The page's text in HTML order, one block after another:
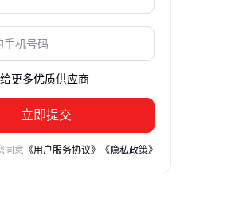
落球冲击试验中钢球的选择要
材质特性、尺寸匹配和测试场景
料抗冲击能力。
更多优质供应商
立即提交
同意 《用户服务协议》 《隐私政策》